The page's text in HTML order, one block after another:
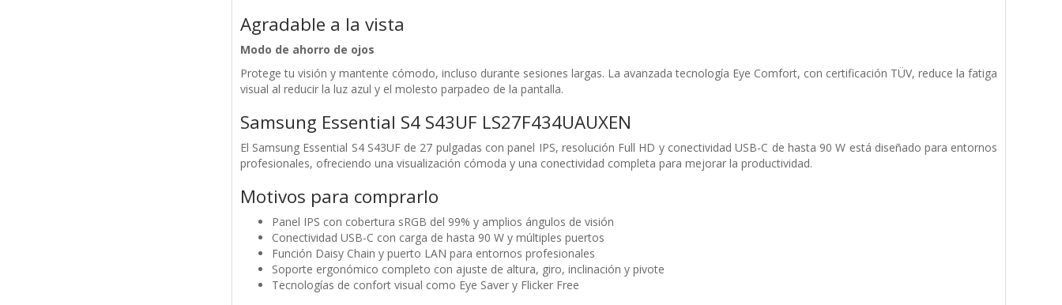
Agradable a la vista
Modo de ahorro de ojos
Protege tu visión y mantente cómodo, incluso durante sesiones largas. La avanzada tecnología Eye Comfort, con certificación TÜV, reduce la fatiga
visual al reducir la luz azul y el molesto parpadeo de la pantalla.
Samsung Essential S4 S43UF LS27F434UAUXEN
El Samsung Essential S4 S43UF de 27 pulgadas con panel IPS, resolución Full HD y conectividad USB-C de hasta 90 W está diseñado para entornos
profesionales, ofreciendo una visualización cómoda y una conectividad completa para mejorar la productividad.
Motivos para comprarlo
Panel IPS con cobertura sRGB del 99% y amplios ángulos de visión
Conectividad USB-C con carga de hasta 90 W y múltiples puertos
Función Daisy Chain y puerto LAN para entornos profesionales
Soporte ergonómico completo con ajuste de altura, giro, inclinación y pivote
Tecnologías de confort visual como Eye Saver y Flicker Free